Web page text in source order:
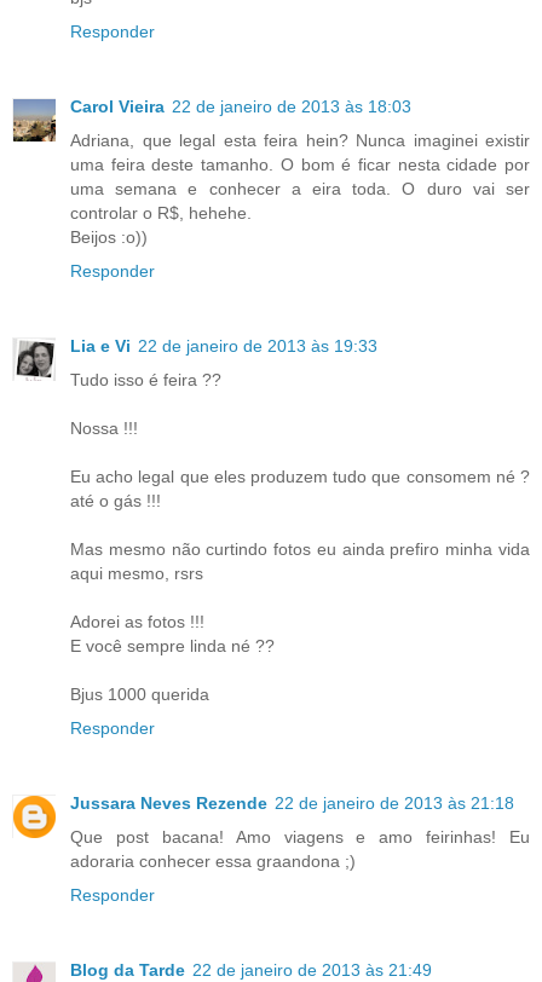
Responder
Carol Vieira 22 de janeiro de 2013 às 18:03
Adriana, que legal esta feira hein? Nunca imaginei existir
uma feira deste tamanho. O bom é ficar nesta cidade por
uma semana e conhecer a eira toda. O duro vai ser
controlar o R$, hehehe.
Beijos :o))
Responder
Lia e Vi 22 de janeiro de 2013 às 19:33
Tudo isso é feira ??
Nossa !!!
Eu acho legal que eles produzem tudo que consomem né ?
até o gás !!!
Mas mesmo não curtindo fotos eu ainda prefiro minha vida
aqui mesmo, rsrs
Adorei as fotos !!!
E você sempre linda né ??
Bjus 1000 querida
Responder
Jussara Neves Rezende 22 de janeiro de 2013 às 21:18
Que post bacana! Amo viagens e amo feirinhas! Eu
adoraria conhecer essa graandona ;)
Responder
Blog da Tarde 22 de janeiro de 2013 às 21:49